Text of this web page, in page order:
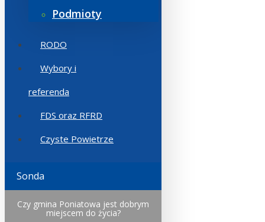
Podmioty
RODO
Wybory i
referenda
FDS oraz RFRD
Czyste Powietrze
Sonda
Czy gmina Poniatowa jest dobrym
miejscem do życia?